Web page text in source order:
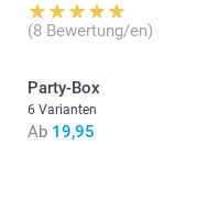
(8 Bewertung/en)
Party-Box
6 Varianten
Ab 19,95